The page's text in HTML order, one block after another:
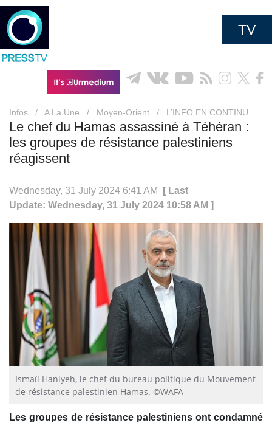
TV
Infos / A La Une / Moyen-Orient / L’INFO EN CONTINU
Le chef du Hamas assassiné à Téhéran :
les groupes de résistance palestiniens
réagissent
Wednesday, 31 July 2024 6:41 AM
[ Last
Update: Wednesday, 31 July 2024 10:58 AM ]
Ismaïl Haniyeh, le chef du bureau politique du Mouvement
de résistance palestinien Hamas. ©WAFA
Les groupes de résistance palestiniens ont condamné